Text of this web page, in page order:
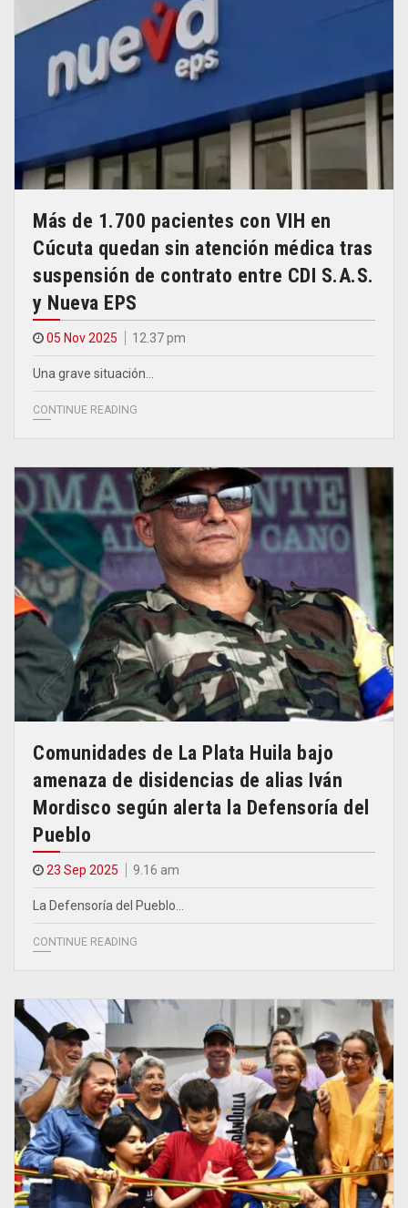
Más de 1.700 pacientes con VIH en
Cúcuta quedan sin atención médica tras
suspensión de contrato entre CDI S.A.S.
y Nueva EPS
05 Nov 2025 12.37 pm
Una grave situación…
CONTINUE READING
Comunidades de La Plata Huila bajo
amenaza de disidencias de alias Iván
Mordisco según alerta la Defensoría del
Pueblo
23 Sep 2025 9.16 am
La Defensoría del Pueblo…
CONTINUE READING